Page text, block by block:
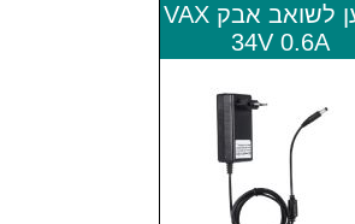
מטען לשואב אבק VAX
34V 0.6A